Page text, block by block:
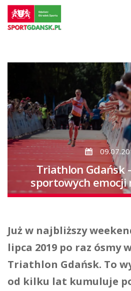
treści
Przejdź
do
Triathlon Gdańsk
sportowych emocji
Już w najbliższy
lipca 2019 po raz ósmy
Triathlon Gdańsk. To
od kilku lat kumuluje